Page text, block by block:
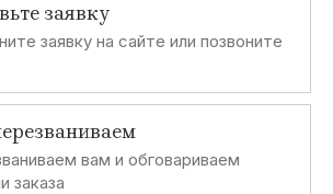
заявку
заявку на сайте или позвоните
вам и обговариваем
заказа